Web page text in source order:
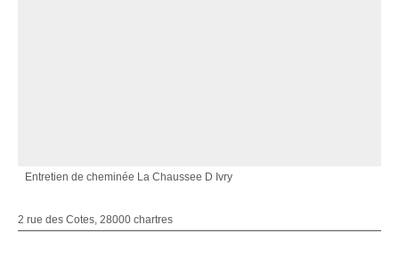
Entretien de cheminée La Chaussee D Ivry
2 rue des Cotes, 28000 chartres